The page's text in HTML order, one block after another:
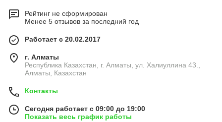
Рейтинг не сформирован
Менее 5 отзывов за последний год
Работает с 20.02.2017
г. Алматы
Республика Казахстан, г. Алматы, ул. Халиуллина 43.,
Алматы, Казахстан
Контакты
Сегодня работает с 09:00 до 19:00
Показать весь график работы